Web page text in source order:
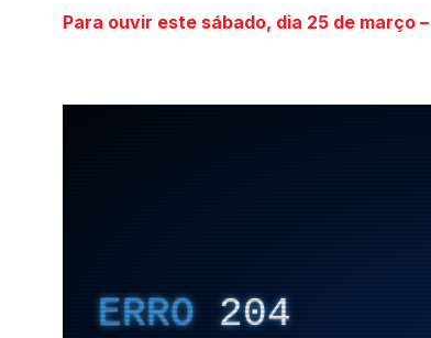
Para ouvir este sábado, dia 25 de março